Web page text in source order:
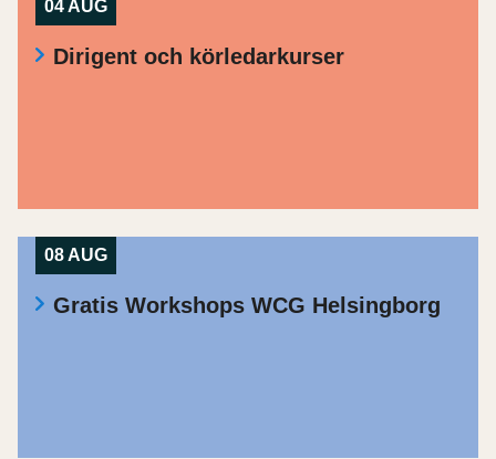
04 AUG
Dirigent och körledarkurser
08 AUG
Gratis Workshops WCG Helsingborg